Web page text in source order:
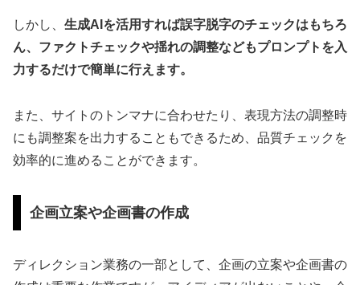
しかし、 生成AIを活用すれば誤字脱字のチェックはもちろ
ん、ファクトチェックや揺れの調整などもプロンプトを入
力するだけで簡単に行えます。
また、サイトのトンマナに合わせたり、表現方法の調整時
にも調整案を出力することもできるため、品質チェックを
効率的に進めることができます。
企画立案や企画書の作成
ディレクション業務の一部として、企画の立案や企画書の